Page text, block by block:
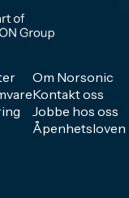
Om Norsonic
Kontakt oss
Jobbe hos oss
Åpenhetsloven